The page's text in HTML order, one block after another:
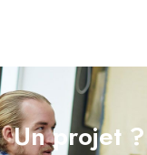
Un projet